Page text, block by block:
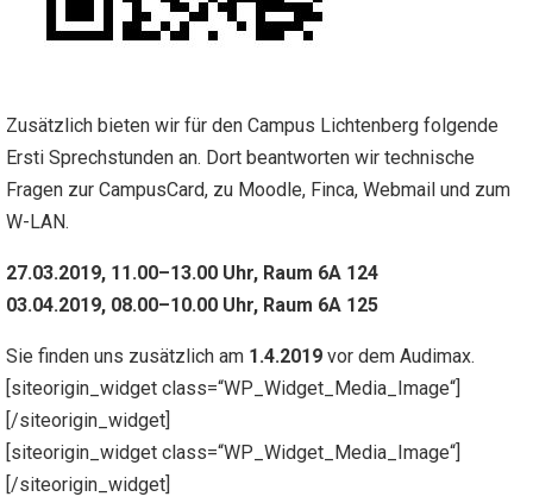
Zusätzlich bieten wir für den Campus Lichtenberg folgende
Ersti Sprechstunden an. Dort beantworten wir technische
Fragen zur CampusCard, zu Moodle, Finca, Webmail und zum
W-LAN.
27.03.2019, 11.00–13.00 Uhr, Raum 6A 124
03.04.2019, 08.00–10.00 Uhr, Raum 6A 125
Sie finden uns zusätzlich am 1.4.2019 vor dem Audimax.
[siteorigin_widget class=“WP_Widget_Media_Image“]
[/siteorigin_widget]
[siteorigin_widget class=“WP_Widget_Media_Image“]
[/siteorigin_widget]